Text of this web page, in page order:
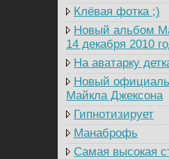
Клёвая фотка ;)
Новый альбом
14 декабря 2010
На аватарку
Новый
Майкла Джексона
Гипнотизирует
Манаброфь
Самая высокая